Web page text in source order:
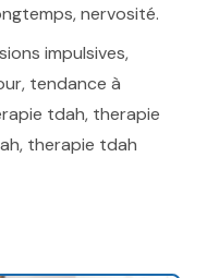
nervosité.
impulsives,
tendance à
tdah, therapie
therapie tdah